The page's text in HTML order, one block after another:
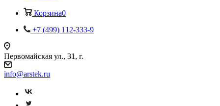
Корзина0
+7 (499) 112-333-9
Первомайская ул., 31, г.
info@arstek.ru